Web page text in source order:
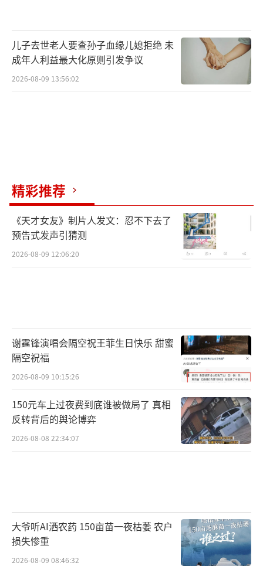
儿子去世老人要查孙子血缘儿媳拒绝 未
成年人利益最大化原则引发争议
2026-08-09 13:56:02
精彩推荐
《天才女友》制片人发文：忍不下去了
预告式发声引猜测
2026-08-09 12:06:20
谢霆锋演唱会隔空祝王菲生日快乐 甜蜜
隔空祝福
2026-08-09 10:15:26
150元车上过夜费到底谁被做局了 真相
反转背后的舆论博弈
2026-08-08 22:34:07
大爷听AI洒农药 150亩苗一夜枯萎 农户
损失惨重
2026-08-09 08:46:32